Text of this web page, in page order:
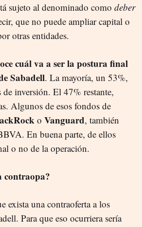
sujeto al denominado como deber
que no puede ampliar capital o
otras entidades.
cuál va a ser la postura final
Sabadell. La mayoría, un 53%,
de inversión. El 47% restante,
Algunos de esos fondos de
o Vanguard, también
En buena parte, de ellos
o no de la operación.
contraopa?
exista una contraoferta a los
Para que eso ocurriera sería